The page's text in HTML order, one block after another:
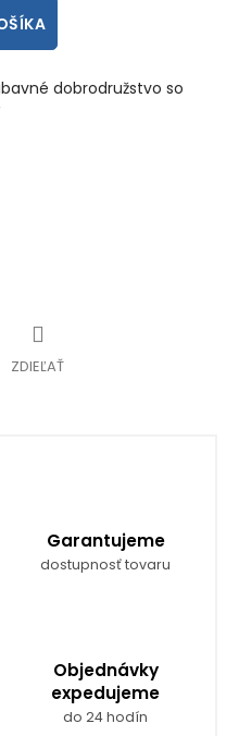
dobrodružstvo so
ZDIEĽAŤ
Garantujeme
dostupnosť tovaru
Objednávky
expedujeme
do 24 hodín